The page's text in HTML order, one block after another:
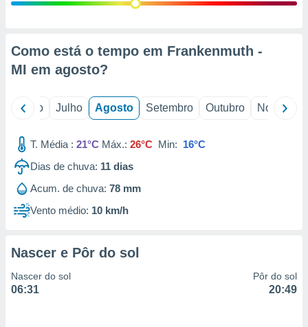
estudos
1199
Como está o tempo em Frankenmuth -
MI em agosto?
Junho Julho Agosto Setembro Outubro Novembro
T. Média : 21°C Máx.: 26°C Min: 16°C
Dias de chuva: 11 dias
Acum. de chuva: 78 mm
Vento médio: 10 km/h
Nascer e Pôr do sol
Nascer do sol
06:31
Pôr do sol
20:49